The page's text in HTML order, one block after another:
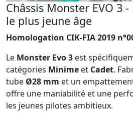
Châssis Monster EVO 3
le plus jeune âge
Homologation CIK-FIA 2019
Le Monster Evo 3 est
catégories Minime et Cadet.
tube Ø28 mm et un
offre une maniabilité et une
les jeunes pilotes ambitieux.